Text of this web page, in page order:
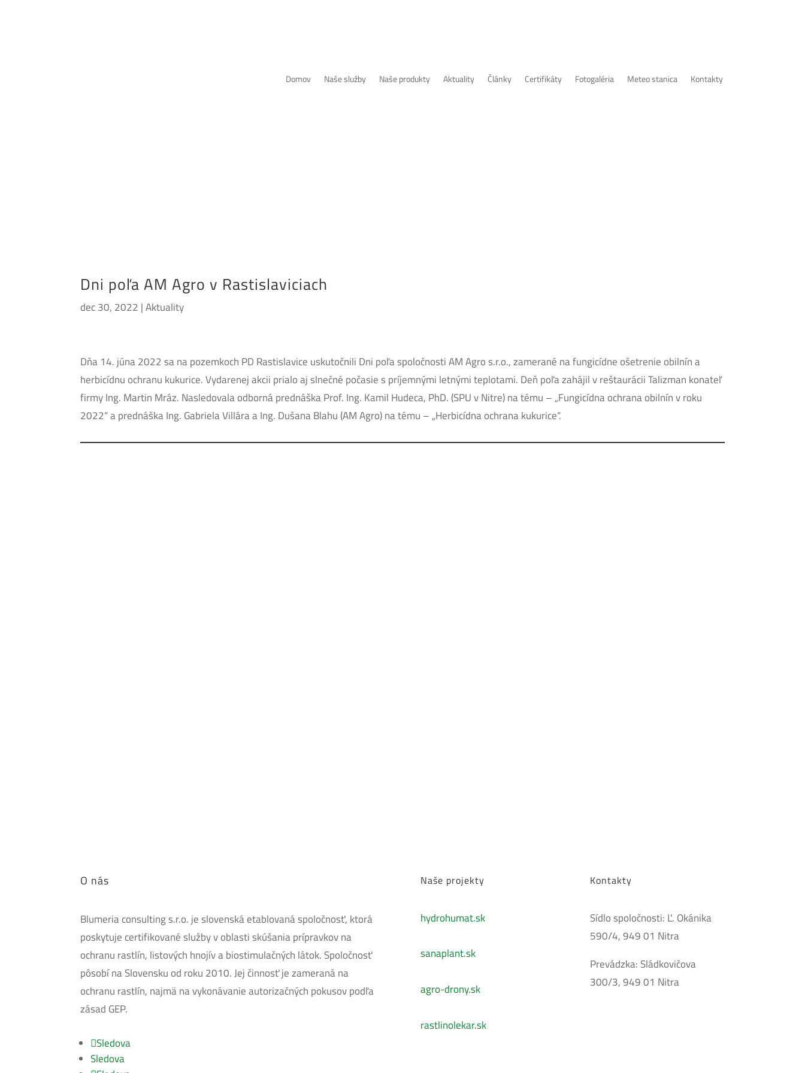
Domov Naše služby Naše produkty Aktuality Články Certifikáty Fotogaléria Meteo stanica Kontakty
Dni poľa AM Agro v Rastislaviciach
dec 30, 2022 |Aktuality
Dňa 14. júna 2022 sa na pozemkoch PD Rastislavice uskutočnili Dni poľa spoločnosti AM Agro s.r.o., zamerané na fungicídne ošetrenie obilnín a
herbicídnu ochranu kukurice. Vydarenej akcii prialo aj slnečné počasie s príjemnými letnými teplotami. Deň poľa zahájil v reštaurácii Talizman konateľ
firmy Ing. Martin Mráz. Nasledovala odborná prednáška Prof. Ing. Kamil Hudeca, PhD. (SPU v Nitre) na tému – „Fungicídna ochrana obilnín v roku
2022“ a prednáška Ing. Gabriela Villára a Ing. Dušana Blahu (AM Agro) na tému – „Herbicídna ochrana kukurice“.
O nás
Blumeria consulting s.r.o. je slovenská etablovaná spoločnosť, ktorá
poskytuje certifikované služby v oblasti skúšania prípravkov na
ochranu rastlín, listových hnojív a biostimulačných látok. Spoločnosť
pôsobí na Slovensku od roku 2010. Jej činnosť je zameraná na
ochranu rastlín, najmä na vykonávanie autorizačných pokusov podľa
zásad GEP.
Sledova
Sledova
Naše projekty
hydrohumat.sk
sanaplant.sk
agro-drony.sk
rastlinolekar.sk
Kontakty
Sídlo spoločnosti: Ľ. Okánika
590/4, 949 01 Nitra
Prevádzka: Sládkovičova
300/3, 949 01 Nitra